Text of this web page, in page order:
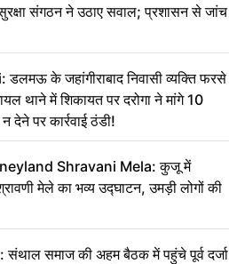
सुरक्षा संगठन ने उठाए सवाल; प्रशासन से जांच
के जहांगीराबाद निवासी व्यक्ति फरसे
थाने में शिकायत पर दरोगा ने मांगे 10
देने पर कार्रवाई ठंडी!
Shravani Mela: कुजू में
मेले का भव्य उद्घाटन, उमड़ी लोगों की
समाज की अहम बैठक में पहुंचे पूर्व दर्जा